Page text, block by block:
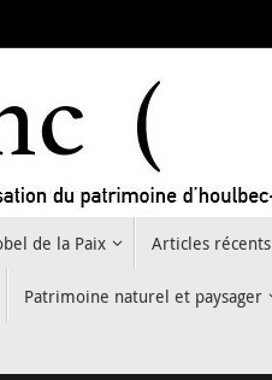
de la Paix Articles récents
Patrimoine naturel et paysager